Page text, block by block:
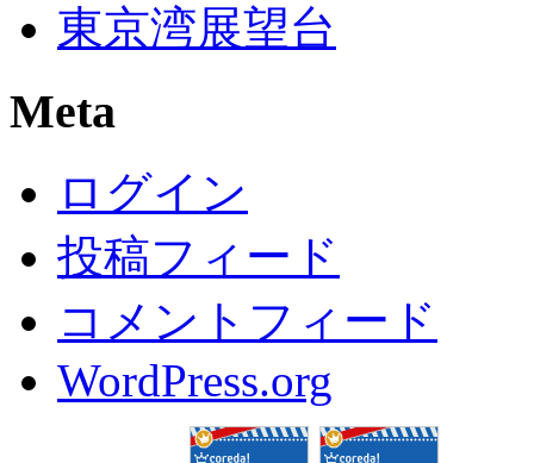
東京湾展望台
Meta
ログイン
投稿フィード
コメントフィード
WordPress.org